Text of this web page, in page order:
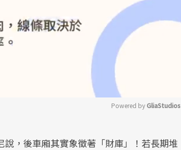
Powered by GliaStudios
，後車廂其實象徵著「財庫」！若長期堆